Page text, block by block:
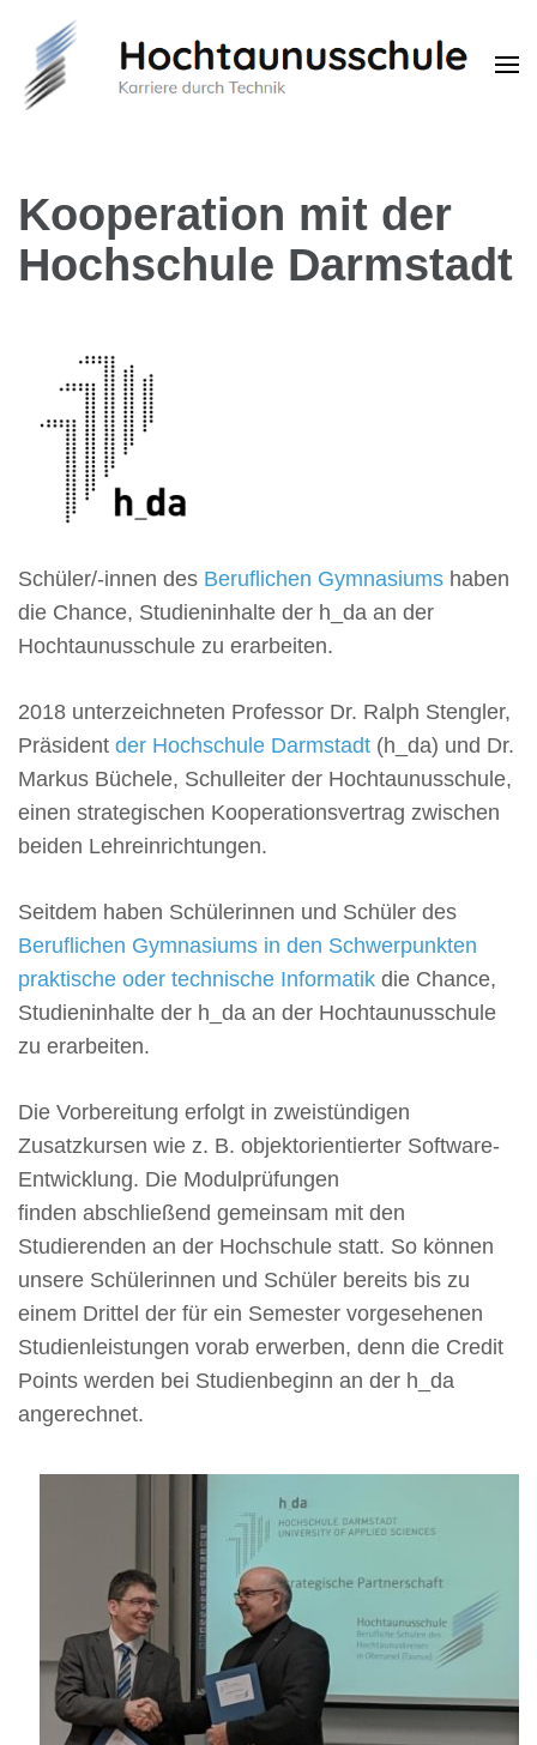
Kooperation mit der
Hochschule Darmstadt
Schüler/-innen des Beruflichen Gymnasiums haben
die Chance, Studieninhalte der h_da an der
Hochtaunusschule zu erarbeiten.
2018 unterzeichneten Professor Dr. Ralph Stengler,
Präsident der Hochschule Darmstadt (h_da) und Dr.
Markus Büchele, Schulleiter der Hochtaunusschule,
einen strategischen Kooperationsvertrag zwischen
beiden Lehreinrichtungen.
Seitdem haben Schülerinnen und Schüler des
Beruflichen Gymnasiums in den Schwerpunkten
praktische oder technische Informatik die Chance,
Studieninhalte der h_da an der Hochtaunusschule
zu erarbeiten.
Die Vorbereitung erfolgt in zweistündigen
Zusatzkursen wie z. B. objektorientierter Software-
Entwicklung. Die Modulprüfungen
finden abschließend gemeinsam mit den
Studierenden an der Hochschule statt. So können
unsere Schülerinnen und Schüler bereits bis zu
einem Drittel der für ein Semester vorgesehenen
Studienleistungen vorab erwerben, denn die Credit
Points werden bei Studienbeginn an der h_da
angerechnet.